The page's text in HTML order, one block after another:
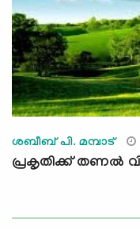
ശബീബ് പി. മമ്പാട്
പ്രകൃതിക്ക് തണല്‍